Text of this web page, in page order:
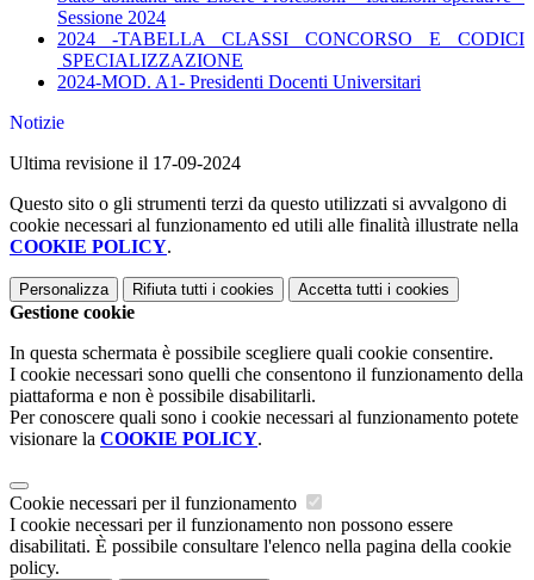
Sessione 2024
2024 -TABELLA CLASSI CONCORSO E CODICI
SPECIALIZZAZIONE
2024-MOD. A1- Presidenti Docenti Universitari
Notizie
Ultima revisione il 17-09-2024
Questo sito o gli strumenti terzi da questo utilizzati si avvalgono di
cookie necessari al funzionamento ed utili alle finalità illustrate nella
COOKIE POLICY.
Personalizza Rifiuta tutti i cookies Accetta tutti i cookies
Gestione cookie
In questa schermata è possibile scegliere quali cookie consentire.
I cookie necessari sono quelli che consentono il funzionamento della
piattaforma e non è possibile disabilitarli.
Per conoscere quali sono i cookie necessari al funzionamento potete
visionare la COOKIE POLICY.
Cookie necessari per il funzionamento
I cookie necessari per il funzionamento non possono essere
disabilitati. È possibile consultare l'elenco nella pagina della cookie
policy.